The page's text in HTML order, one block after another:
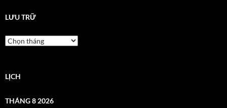
LƯU TRỮ
Lưu
trữ
LỊCH
THÁNG 8 2026